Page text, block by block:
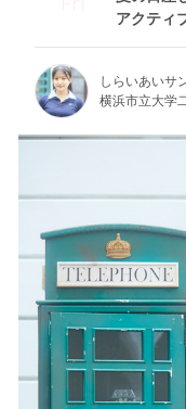
アクティ
しらいあいサ
横浜市立大学